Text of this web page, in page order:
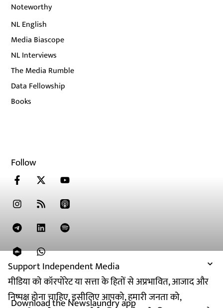
Support Independent Media
मीडिया को कॉरपोरेट या सत्ता के हितों से अप्रभावित, आजाद और
निष्पक्ष होना चाहिए. इसीलिए आपको, हमारी जनता को,
Noteworthy
NL English
Media Biascope
NL Interviews
The Media Rumble
Data Fellowship
Books
Follow
Download the Newslaundry app